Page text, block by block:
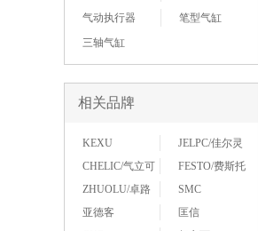
气动执行器
笔型气缸
三轴气缸
相关品牌
KEXU
JELPC/佳尔灵
CHELIC/气立可
FESTO/费斯托
ZHUOLU/卓路
SMC
亚德客
匡信